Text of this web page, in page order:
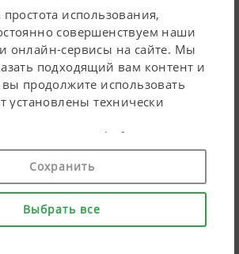
использования,
совершенствуем наши
онлайн-сервисы на сайте. Мы
подходящий вам контент и
продолжите использовать
установлены технически
cookie. Персональные
продукты Google будут
файлы cookie только в том
дадите свое согласие («согласен
можете выполнить
настройки, используя
поля для галочки.
Сохранить
Выбрать все